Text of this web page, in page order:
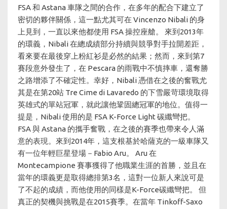
FSA 和 Astana 車隊之間的合作，在多年的配合下建立了
密切的夥伴關係，這一點尤其可在 Vincenzo Nibali 的身
上見到，一直以來他都使用 FSA 操控座艙。 來到2013年
的環義，Nibali 在總成績部分持續與競爭對手拉開差距，
看來要在最後穿上粉紅衫是必然的結果；然而，來到第7
賽段意外發生了，在 Pescara 的雨戰中不慎摔車，還奪勝
之路增添了不確定性。幸好，Nibali 憑借在之後的奮戰尤
其是在第20站 Tre Cime di Lavaredo 的下雪嚴苛環境取得
英雄式的單站冠軍，就此讓他鞏固總冠軍的地位。值得一
提是，Nibali 使用的是 FSA K-Force Light 碳纖彎把。
FSA 與 Astana 的攜手奮戰，在之後的賽季也帶來令人滿
意的表現。來到2014年，這支根基於哈薩克的一級車隊又
有一位年輕巨星登場－Fabio Aru。 Aru 在
Montecampione 賽事獲得了他職業生涯的首勝，並且在
當年的環義更是取得總排第3名，這對一位新人來說可是
了不起的成績，而他使用的同樣是K-Force碳纖彎把。 但
真正的契機與挑戰是在2015賽季。在當年 Tinkoff-Saxo